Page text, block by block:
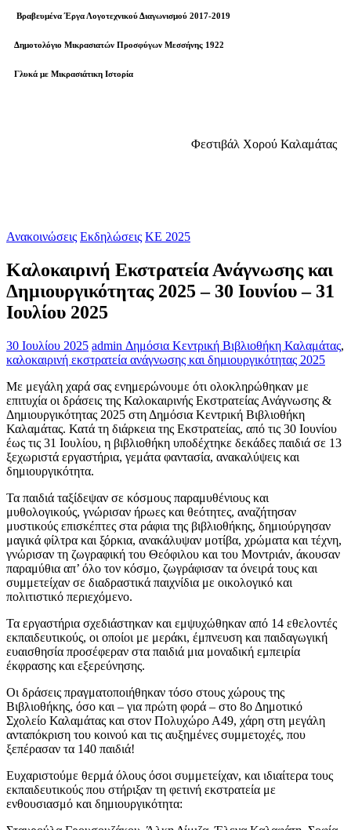
Βραβευµένα Έργα Λογοτεχνικού Διαγωνισμού 2017-2019
Δημοτολόγιο Μικρασιατών Προσφύγων Μεσσήνης 1922
Γλυκά με Μικρασιάτικη Ιστορία
Φεστιβάλ Χορού Καλαμάτας
Ανακοινώσεις Εκδηλώσεις ΚΕ 2025
Καλοκαιρινή Εκστρατεία Ανάγνωσης και
Δημιουργικότητας 2025 – 30 Ιουνίου – 31
Ιουλίου 2025
30 Ιουλίου 2025 admin Δημόσια Κεντρική Βιβλιοθήκη Καλαμάτας,
καλοκαιρινή εκστρατεία ανάγνωσης και δημιουργικότητας 2025
Με μεγάλη χαρά σας ενημερώνουμε ότι ολοκληρώθηκαν με
επιτυχία οι δράσεις της Καλοκαιρινής Εκστρατείας Ανάγνωσης &
Δημιουργικότητας 2025 στη Δημόσια Κεντρική Βιβλιοθήκη
Καλαμάτας. Κατά τη διάρκεια της Εκστρατείας, από τις 30 Ιουνίου
έως τις 31 Ιουλίου, η βιβλιοθήκη υποδέχτηκε δεκάδες παιδιά σε 13
ξεχωριστά εργαστήρια, γεμάτα φαντασία, ανακαλύψεις και
δημιουργικότητα.
Τα παιδιά ταξίδεψαν σε κόσμους παραμυθένιους και
μυθολογικούς, γνώρισαν ήρωες και θεότητες, αναζήτησαν
μυστικούς επισκέπτες στα ράφια της βιβλιοθήκης, δημιούργησαν
μαγικά φίλτρα και ξόρκια, ανακάλυψαν μοτίβα, χρώματα και τέχνη,
γνώρισαν τη ζωγραφική του Θεόφιλου και του Μοντριάν, άκουσαν
παραμύθια απ’ όλο τον κόσμο, ζωγράφισαν τα όνειρά τους και
συμμετείχαν σε διαδραστικά παιχνίδια με οικολογικό και
πολιτιστικό περιεχόμενο.
Τα εργαστήρια σχεδιάστηκαν και εμψυχώθηκαν από 14 εθελοντές
εκπαιδευτικούς, οι οποίοι με μεράκι, έμπνευση και παιδαγωγική
ευαισθησία προσέφεραν στα παιδιά μια μοναδική εμπειρία
έκφρασης και εξερεύνησης.
Οι δράσεις πραγματοποιήθηκαν τόσο στους χώρους της
Βιβλιοθήκης, όσο και – για πρώτη φορά – στο 8ο Δημοτικό
Σχολείο Καλαμάτας και στον Πολυχώρο Α49, χάρη στη μεγάλη
ανταπόκριση του κοινού και τις αυξημένες συμμετοχές, που
ξεπέρασαν τα 140 παιδιά!
Ευχαριστούμε θερμά όλους όσοι συμμετείχαν, και ιδιαίτερα τους
εκπαιδευτικούς που στήριξαν τη φετινή εκστρατεία με
ενθουσιασμό και δημιουργικότητα: